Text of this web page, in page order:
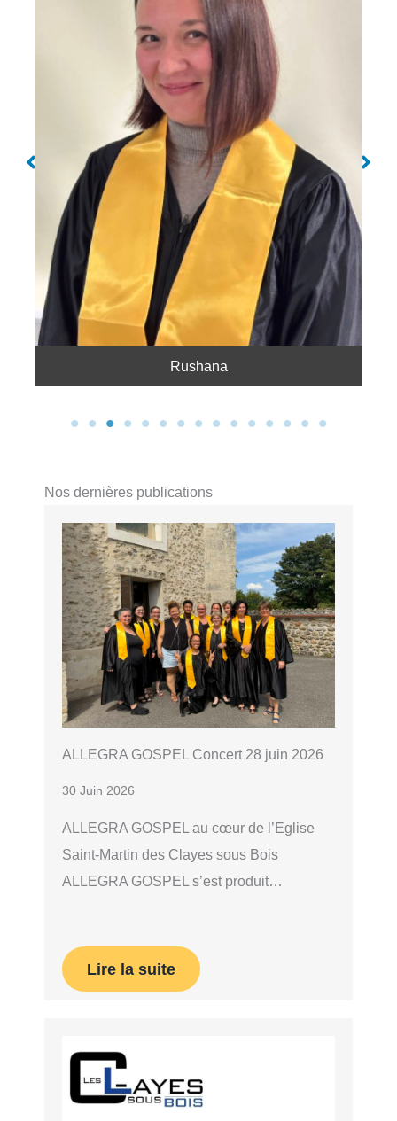
Rushana
Nos dernières publications
ALLEGRA GOSPEL Concert 28 juin 2026
30 Juin 2026
ALLEGRA GOSPEL au cœur de l’Eglise
Saint-Martin des Clayes sous Bois
ALLEGRA GOSPEL s’est produit…
Lire la suite